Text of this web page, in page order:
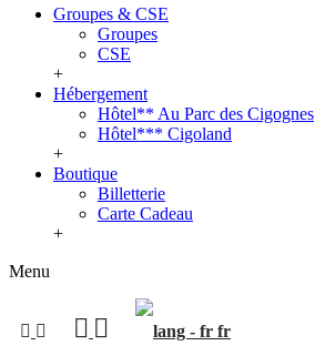
Groupes & CSE
Groupes
CSE
+
Hébergement
Hôtel** Au Parc des Cigognes
Hôtel*** Cigoland
+
Boutique
Billetterie
Carte Cadeau
+
Menu
fr